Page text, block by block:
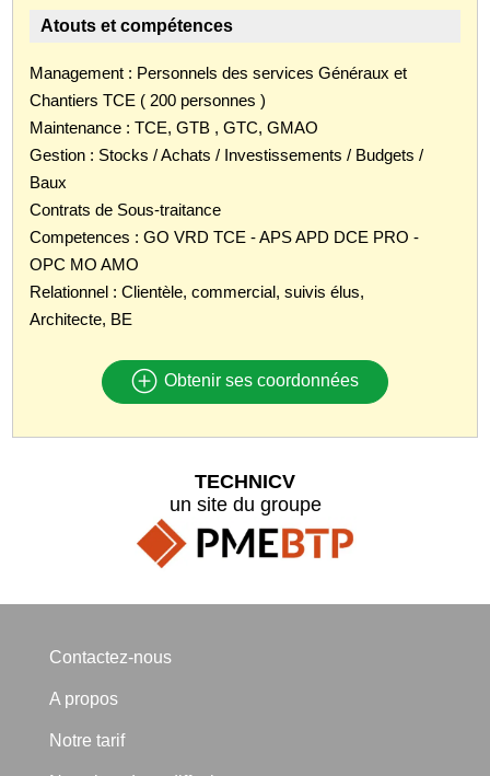
Atouts et compétences
Management : Personnels des services Généraux et
Chantiers TCE ( 200 personnes )
Maintenance : TCE, GTB , GTC, GMAO
Gestion : Stocks / Achats / Investissements / Budgets /
Baux
Contrats de Sous-traitance
Competences : GO VRD TCE - APS APD DCE PRO -
OPC MO AMO
Relationnel : Clientèle, commercial, suivis élus,
Architecte, BE
Obtenir ses coordonnées
TECHNICV
un site du groupe
Contactez-nous
A propos
Notre tarif